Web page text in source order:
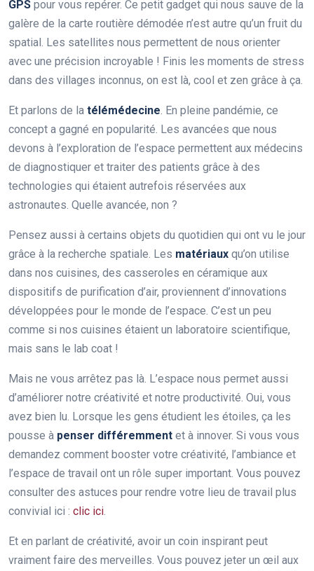
GPS pour vous repérer. Ce petit gadget qui nous sauve de la
galère de la carte routière démodée n’est autre qu’un fruit du
spatial. Les satellites nous permettent de nous orienter
avec une précision incroyable ! Finis les moments de stress
dans des villages inconnus, on est là, cool et zen grâce à ça.
Et parlons de la télémédecine . En pleine pandémie, ce
concept a gagné en popularité. Les avancées que nous
devons à l’exploration de l’espace permettent aux médecins
de diagnostiquer et traiter des patients grâce à des
technologies qui étaient autrefois réservées aux
astronautes. Quelle avancée, non ?
Pensez aussi à certains objets du quotidien qui ont vu le jour
grâce à la recherche spatiale. Les matériaux qu’on utilise
dans nos cuisines, des casseroles en céramique aux
dispositifs de purification d’air, proviennent d’innovations
développées pour le monde de l’espace. C’est un peu
comme si nos cuisines étaient un laboratoire scientifique,
mais sans le lab coat !
Mais ne vous arrêtez pas là. L’espace nous permet aussi
d’améliorer notre créativité et notre productivité. Oui, vous
avez bien lu. Lorsque les gens étudient les étoiles, ça les
pousse à penser différemment et à innover. Si vous vous
demandez comment booster votre créativité, l’ambiance et
l’espace de travail ont un rôle super important. Vous pouvez
consulter des astuces pour rendre votre lieu de travail plus
convivial ici : clic ici
Et en parlant de créativité, avoir un coin inspirant peut
vraiment faire des merveilles. Vous pouvez jeter un œil aux